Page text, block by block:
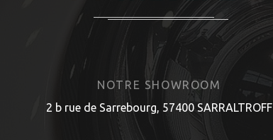
NOTRE SHOWROOM
2 b rue de Sarrebourg, 57400 SARRALTROFF